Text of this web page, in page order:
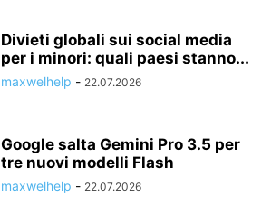
Divieti globali sui social media
per i minori: quali paesi stanno...
maxwelhelp - 22.07.2026
Google salta Gemini Pro 3.5 per
tre nuovi modelli Flash
maxwelhelp - 22.07.2026